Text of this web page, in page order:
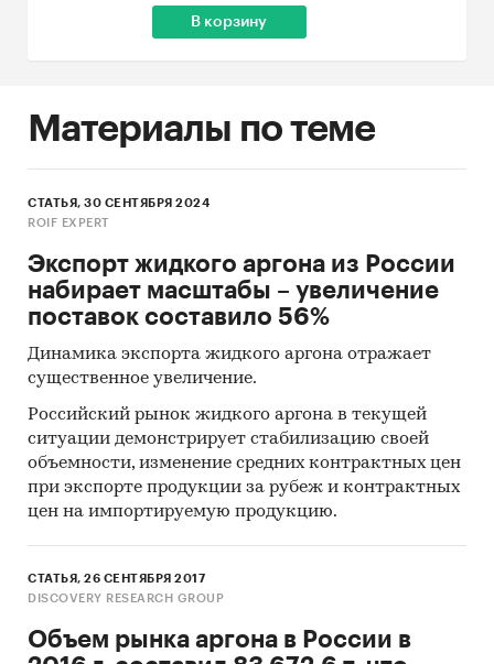
В корзину
Материалы по теме
СТАТЬЯ, 30 СЕНТЯБРЯ 2024
ROIF EXPERT
Экспорт жидкого аргона из России
набирает масштабы – увеличение
поставок составило 56%
Динамика экспорта жидкого аргона отражает
существенное увеличение.
Российский рынок жидкого аргона в текущей
ситуации демонстрирует стабилизацию своей
объемности, изменение средних контрактных цен
при экспорте продукции за рубеж и контрактных
цен на импортируемую продукцию.
СТАТЬЯ, 26 СЕНТЯБРЯ 2017
DISCOVERY RESEARCH GROUP
Объем рынка аргона в России в